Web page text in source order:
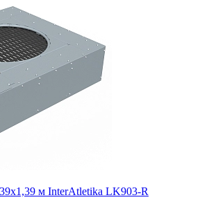
м InterAtletika LK903-R